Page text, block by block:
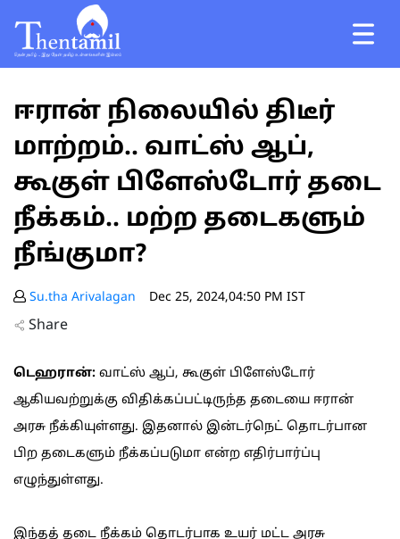
ஈரான் நிலையில் திடீர்
மாற்றம்.. வாட்ஸ் ஆப்,
கூகுள் பிளேஸ்டோர் தடை
நீக்கம்.. மற்ற தடைகளும்
நீங்குமா?
Su.tha Arivalagan Dec 25, 2024,04:50 PM IST
Share
டெஹரான்: வாட்ஸ் ஆப், கூகுள் பிளேஸ்டோர்
ஆகியவற்றுக்கு விதிக்கப்பட்டிருந்த தடையை ஈரான்
அரசு நீக்கியுள்ளது. இதனால் இன்டர்நெட் தொடர்பான
பிற தடைகளும் நீக்கப்படுமா என்ற எதிர்பார்ப்பு
எழுந்துள்ளது.
இந்தத் தடை நீக்கம் தொடர்பாக உயர் மட்ட அரசு